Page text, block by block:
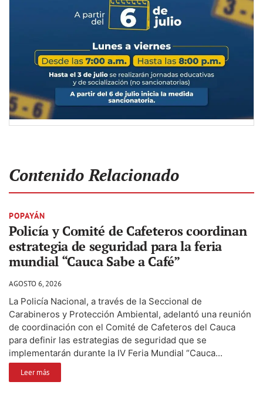
Contenido Relacionado
POPAYÁN
Policía y Comité de Cafeteros coordinan
estrategia de seguridad para la feria
mundial “Cauca Sabe a Café”
AGOSTO 6, 2026
La Policía Nacional, a través de la Seccional de
Carabineros y Protección Ambiental, adelantó una reunión
de coordinación con el Comité de Cafeteros del Cauca
para definir las estrategias de seguridad que se
implementarán durante la IV Feria Mundial “Cauca...
Leer más